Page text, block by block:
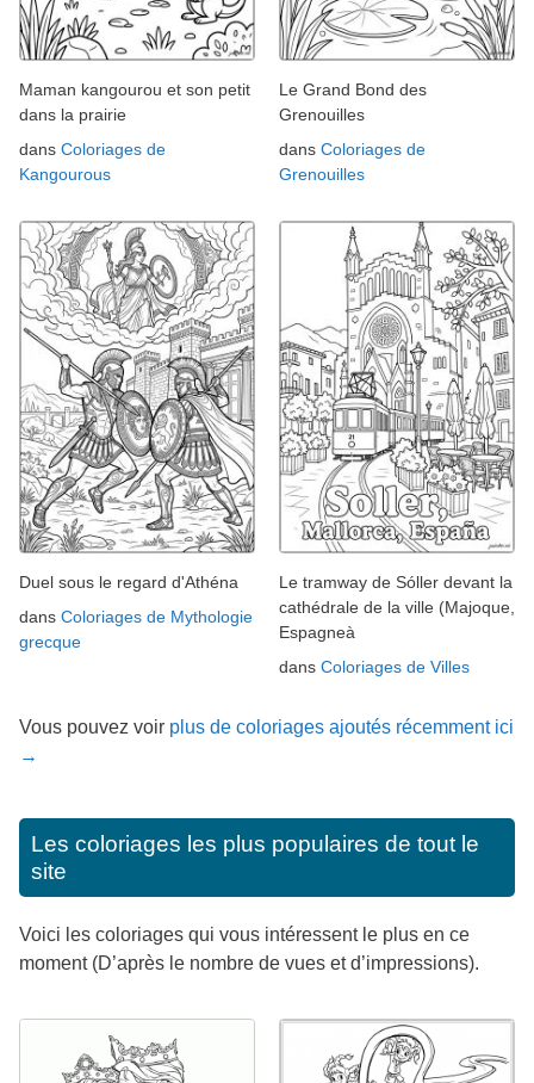
Maman kangourou et son petit
dans la prairie
dans Coloriages de
Kangourous
Le Grand Bond des
Grenouilles
dans Coloriages de
Grenouilles
Duel sous le regard d'Athéna
dans Coloriages de Mythologie
grecque
Le tramway de Sóller devant la
cathédrale de la ville (Majoque,
Espagneà
dans Coloriages de Villes
Vous pouvez voir plus de coloriages ajoutés récemment ici
→
Les coloriages les plus populaires de tout le
site
Voici les coloriages qui vous intéressent le plus en ce
moment (D’après le nombre de vues et d’impressions).